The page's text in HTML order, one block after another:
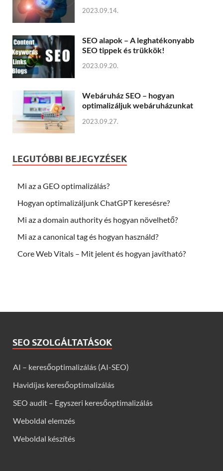
2023.09.14.
SEO alapok – A leghatékonyabb
SEO tippek és trükkök!
2023.09.20.
Webáruház SEO – hogyan
optimalizáljuk webáruházunkat
2023.09.27.
LEGUTÓBBI BEJEGYZÉSEK
Mi az a GEO optimalizálás?
Hogyan optimalizáljunk ChatGPT keresésre?
Mi az a domain authority és hogyan növelhető?
Mi az a canonical tag és hogyan használd?
Core Web Vitals – Mit jelent és hogyan javítható?
SEO SZOLGÁLTATÁSOK
AI – keresőoptimalizálás (AI-SEO)
Havidíjas keresőoptimalizálás
SEO audit – Egyszeri keresőoptimalizálás
Weboldal elemzés
Weboldal készítés